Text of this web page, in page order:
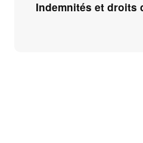
Indemnités et droits